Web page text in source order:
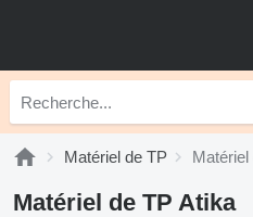
Matériel de TP
Matériel de TP Atika